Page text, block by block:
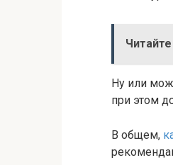
Ну или
при этом
В общем,